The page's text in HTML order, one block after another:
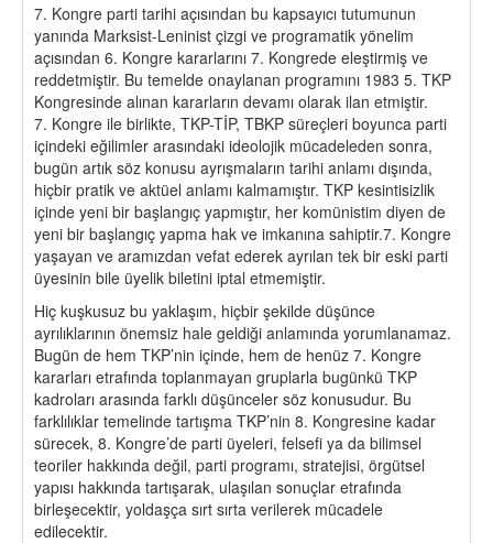
7. Kongre parti tarihi açısından bu kapsayıcı tutumunun
yanında Marksist-Leninist çizgi ve programatik yönelim
açısından 6. Kongre kararlarını 7. Kongrede eleştirmiş ve
reddetmiştir. Bu temelde onaylanan programını 1983 5. TKP
Kongresinde alınan kararların devamı olarak ilan etmiştir.
7. Kongre ile birlikte, TKP-TİP, TBKP süreçleri boyunca parti
içindeki eğilimler arasındaki ideolojik mücadeleden sonra,
bugün artık söz konusu ayrışmaların tarihi anlamı dışında,
hiçbir pratik ve aktüel anlamı kalmamıştır. TKP kesintisizlik
içinde yeni bir başlangıç yapmıştır, her komünistim diyen de
yeni bir başlangıç yapma hak ve imkanına sahiptir.7. Kongre
yaşayan ve aramızdan vefat ederek ayrılan tek bir eski parti
üyesinin bile üyelik biletini iptal etmemiştir.
Hiç kuşkusuz bu yaklaşım, hiçbir şekilde düşünce
ayrılıklarının önemsiz hale geldiği anlamında yorumlanamaz.
Bugün de hem TKP’nin içinde, hem de henüz 7. Kongre
kararları etrafında toplanmayan gruplarla bugünkü TKP
kadroları arasında farklı düşünceler söz konusudur. Bu
farklılıklar temelinde tartışma TKP’nin 8. Kongresine kadar
sürecek, 8. Kongre’de parti üyeleri, felsefi ya da bilimsel
teoriler hakkında değil, parti programı, stratejisi, örgütsel
yapısı hakkında tartışarak, ulaşılan sonuçlar etrafında
birleşecektir, yoldaşça sırt sırta verilerek mücadele
edilecektir.